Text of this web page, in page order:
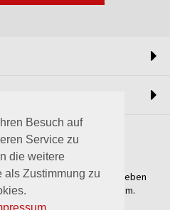
Besuch auf
Service zu
die weitere
als Zustimmung zuund unser Streben
unvergleichliche Anlagen um.
mehr über uns.